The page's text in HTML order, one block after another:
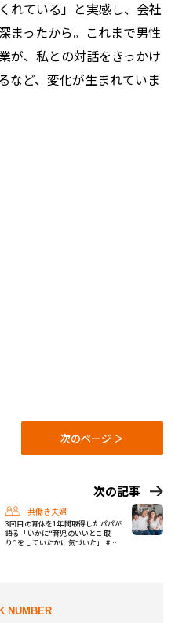
れている」と実感し、会社
まったから。これまで男性
が、私との対話をきっかけ
など、変化が生まれていま
次のページ ＞
次の記事
共働き夫婦
3回目の育休を1年間取得したパパが
語る「いかに“育児のいいとこ取
り”をしていたかに気づいた」 #男
NUMBER